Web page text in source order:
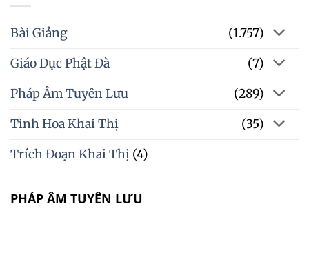
Bài Giảng
(1.757)
Giáo Dục Phật Đà
(7)
Pháp Âm Tuyên Lưu
(289)
Tinh Hoa Khai Thị
(35)
Trích Đoạn Khai Thị (4)
PHÁP ÂM TUYÊN LƯU